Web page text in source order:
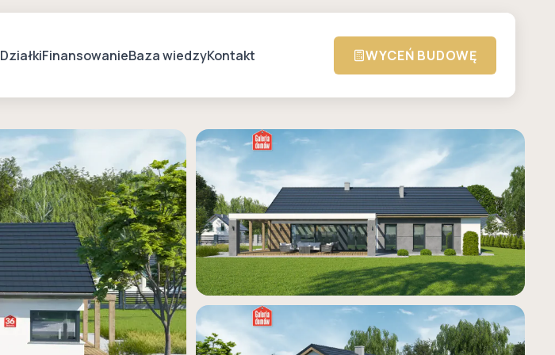
DziałkiFinansowanieBaza wiedzyKontakt WYCEŃ BUDOWĘ